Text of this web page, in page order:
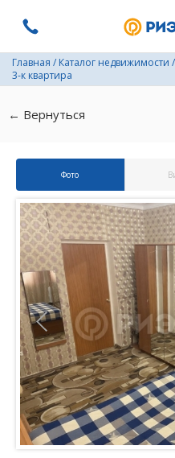
Главная / Каталог недвижимости /
3-к квартира
← Вернуться
Фото